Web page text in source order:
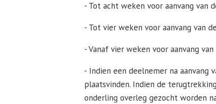
- Tot acht weken voor aanvang van
- Tot vier weken voor aanvang van
- Vanaf vier weken voor aanvang
- Indien een deelnemer na
plaatsvinden. Indien de
onderling overleg gezocht worden